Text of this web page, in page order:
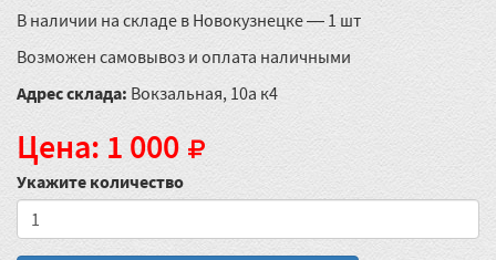
В наличии на складе в Новокузнецке — 1 шт
Возможен самовывоз и оплата наличными
Адрес склада: Вокзальная, 10а к4
Цена: 1 000
Укажите количество